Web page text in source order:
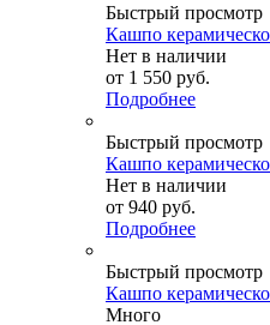
Быстрый просмотр
Кашпо
Нет в наличии
от 1 550 руб.
Подробнее
Быстрый просмотр
Кашпо
Нет в наличии
от 940 руб.
Подробнее
Быстрый просмотр
Кашпо
Много